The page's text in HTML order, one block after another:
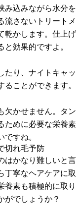
み込みながら水分を
流さないトリートメ
乾かします。仕上げ
効果的ですよ。
たり、ナイトキャッ
ことができます。
欠かせません。タン
ために必要な栄養素
すね。
切れ毛予防
はかなり難しいと言
丁寧なヘアケアに取
養素も積極的に取り
がでしょうか？